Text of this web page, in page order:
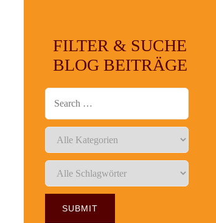
FILTER & SUCHE
BLOG BEITRÄGE